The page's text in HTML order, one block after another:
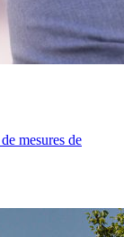
mesures de